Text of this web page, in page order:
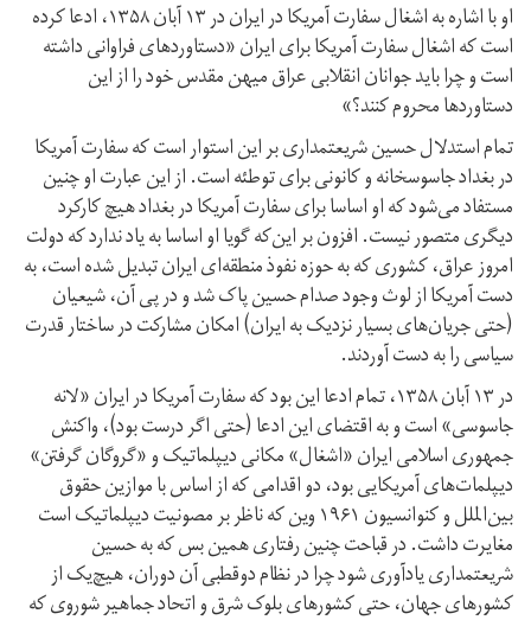
او با اشاره به اشغال سفارت آمریکا در ایران در ۱۳ آبان ۱۳۵۸، ادعا کرده
است که اشغال سفارت آمریکا برای ایران «دستاوردهای فراوانی داشته
است و چرا باید جوانان انقلابی عراق میهن مقدس خود را از این
دستاوردها محروم کنند؟»
تمام استدلال حسین شریعتمداری بر این استوار است که سفارت آمریکا
در بغداد جاسوسخانه و کانونی برای توطئه است. از این عبارت او چنین
مستفاد می‌شود که او اساسا برای سفارت آمریکا در بغداد هیچ کارکرد
دیگری متصور نیست. افزون بر این‌که گویا او اساسا به یاد ندارد که دولت
امروز عراق، کشوری که به حوزه نفوذ منطقه‌ای ایران تبدیل شده است، به
دست آمریکا از لوث وجود صدام حسین پاک شد و در پی آن، شیعیان
(حتی جریان‌های بسیار نزدیک به ایران) امکان مشارکت در ساختار قدرت
سیاسی را به دست آوردند.
در ۱۳ آبان ۱۳۵۸، تمام ادعا این بود که سفارت آمریکا در ایران «لانه
جاسوسی» است و به اقتضای این ادعا (حتی اگر درست بود)، واکنش
جمهوری اسلامی ایران «اشغال» مکانی دیپلماتیک و «گروگان گرفتن»
دیپلمات‌های آمریکایی بود، دو اقدامی که از اساس با موازین حقوق
بین‌الملل و کنوانسیون ۱۹۶۱ وین که ناظر بر مصونیت دیپلماتیک است
مغایرت داشت. در قباحت چنین رفتاری همین بس که به حسین
شریعتمداری یادآوری شود چرا در نظام دو‌قطبی آن دوران، هیچ‌یک از
کشورهای جهان، حتی کشورهای بلوک شرق و اتحاد جماهیر شوروی که